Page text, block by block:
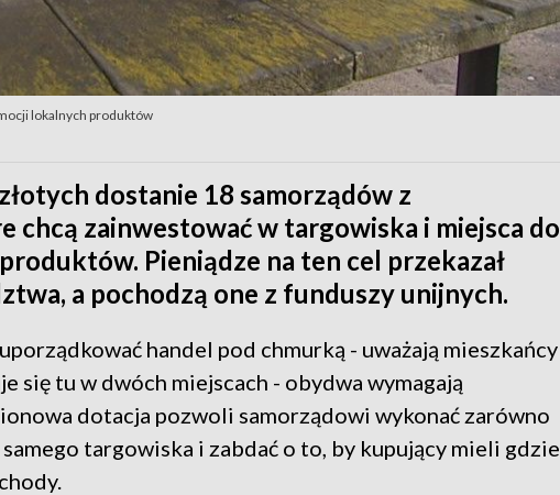
lokalnych produktów
dostanie 18 samorządów z
chcą zainwestować w targowiska i miejsca do
Pieniądze na ten cel przekazał
a pochodzą one z funduszy unijnych.
handel pod chmurką - uważają mieszkańcy
się tu w dwóch miejscach - obydwa wymagają
dotacja pozwoli samorządowi wykonać zarówno
targowiska i zabdać o to, by kupujący mieli gdzie